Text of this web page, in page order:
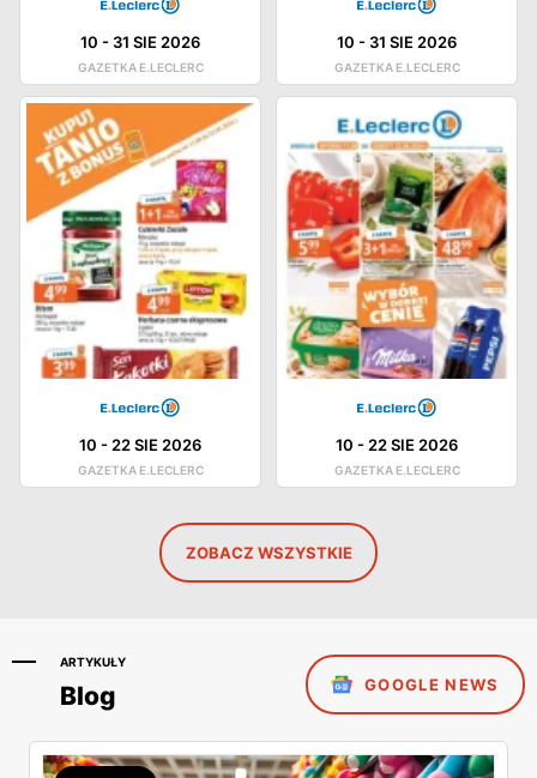
10 - 31 SIE 2026
GAZETKA E.LECLERC
10 - 31 SIE 2026
GAZETKA E.LECLERC
10 - 22 SIE 2026
GAZETKA E.LECLERC
10 - 22 SIE 2026
GAZETKA E.LECLERC
ZOBACZ WSZYSTKIE
ARTYKUŁY
Blog GOOGLE NEWS